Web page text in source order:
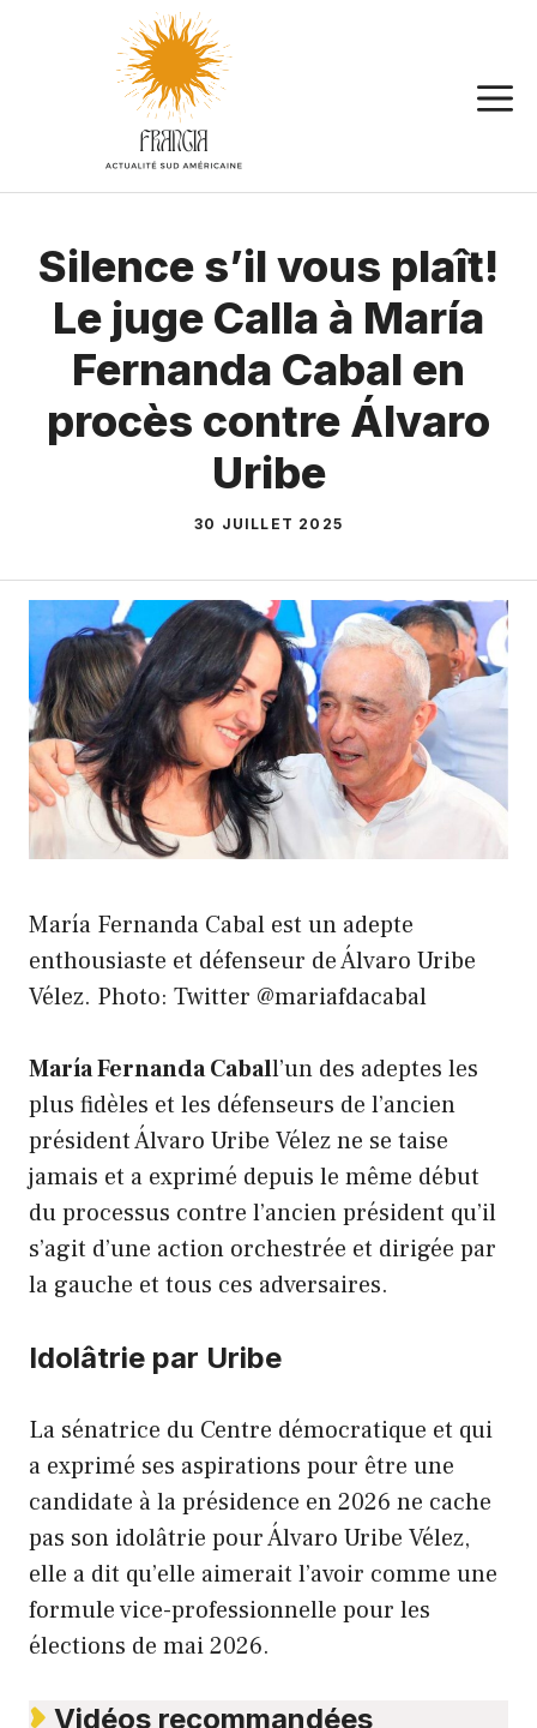
Silence s’il vous plaît!
Le juge Calla à María
Fernanda Cabal en
procès contre Álvaro
Uribe
30 JUILLET 2025
María Fernanda Cabal est un adepte
enthousiaste et défenseur de Álvaro Uribe
Vélez. Photo: Twitter @mariafdacabal
María Fernanda Caball’un des adeptes les
plus fidèles et les défenseurs de l’ancien
président Álvaro Uribe Vélez ne se taise
jamais et a exprimé depuis le même début
du processus contre l’ancien président qu’il
s’agit d’une action orchestrée et dirigée par
la gauche et tous ces adversaires.
Idolâtrie par Uribe
La sénatrice du Centre démocratique et qui
a exprimé ses aspirations pour être une
candidate à la présidence en 2026 ne cache
pas son idolâtrie pour Álvaro Uribe Vélez,
elle a dit qu’elle aimerait l’avoir comme une
formule vice-professionnelle pour les
élections de mai 2026.
Vidéos recommandées